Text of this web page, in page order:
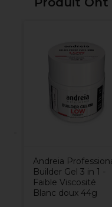
Andreia
Builder Gel 3 in 1 -
Faible Viscosité
Blanc doux 44g